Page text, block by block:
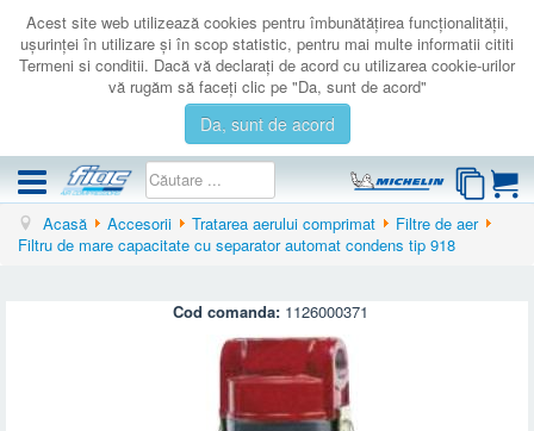
Acest site web utilizează cookies pentru îmbunătăţirea funcţionalităţii,
uşurinţei în utilizare şi în scop statistic, pentru mai multe informatii cititi
Termeni si conditii. Dacă vă declaraţi de acord cu utilizarea cookie-urilor
vă rugăm să faceţi clic pe "Da, sunt de acord"
Da, sunt de acord
COMPRESOARE
Acasă Accesorii Tratarea aerului comprimat
Filtre de aer
Filtru de mare capacitate cu separator automat condens tip 918
Cod comanda: 1126000371